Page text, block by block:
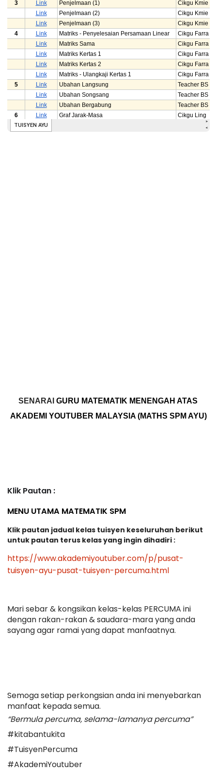
SENARAI GURU MATEMATIK MENENGAH ATAS
AKADEMI YOUTUBER MALAYSIA (MATHS SPM AYU)
Klik Pautan :
MENU UTAMA MATEMATIK SPM
Klik pautan jadual kelas tuisyen keseluruhan berikut
untuk pautan terus kelas yang ingin dihadiri :
https://www.akademiyoutuber.com/p/pusat-
tuisyen-ayu-pusat-tuisyen-percuma.html
Mari sebar & kongsikan kelas-kelas PERCUMA ini
dengan rakan-rakan & saudara-mara yang anda
sayang agar ramai yang dapat manfaatnya.
Semoga setiap perkongsian anda ini menyebarkan
manfaat kepada semua.
“Bermula percuma, selama-lamanya percuma”
#kitabantukita
#TuisyenPercuma
#AkademiYoutuber